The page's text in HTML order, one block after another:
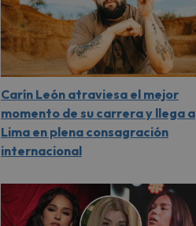
Carín León atraviesa el mejor
momento de su carrera y llega a
Lima en plena consagración
internacional